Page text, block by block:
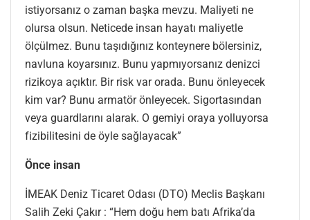
istiyorsanız o zaman başka mevzu. Maliyeti ne
olursa olsun. Neticede insan hayatı maliyetle
ölçülmez. Bunu taşıdığınız konteynere bölersiniz,
navluna koyarsınız. Bunu yapmıyorsanız denizci
rizikoya açıktır. Bir risk var orada. Bunu önleyecek
kim var? Bunu armatör önleyecek. Sigortasından
veya guardlarını alarak. O gemiyi oraya yolluyorsa
fizibilitesini de öyle sağlayacak”
Önce insan
İMEAK Deniz Ticaret Odası (DTO) Meclis Başkanı
Salih Zeki Çakır : “Hem doğu hem batı Afrika’da